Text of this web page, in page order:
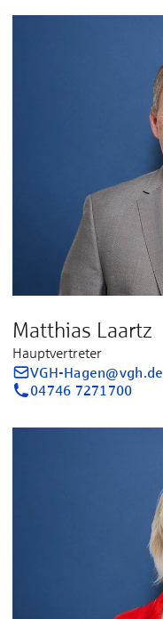
Matthias Laartz
Hauptvertreter
VGH-Hagen@vgh.de
04746 7271700